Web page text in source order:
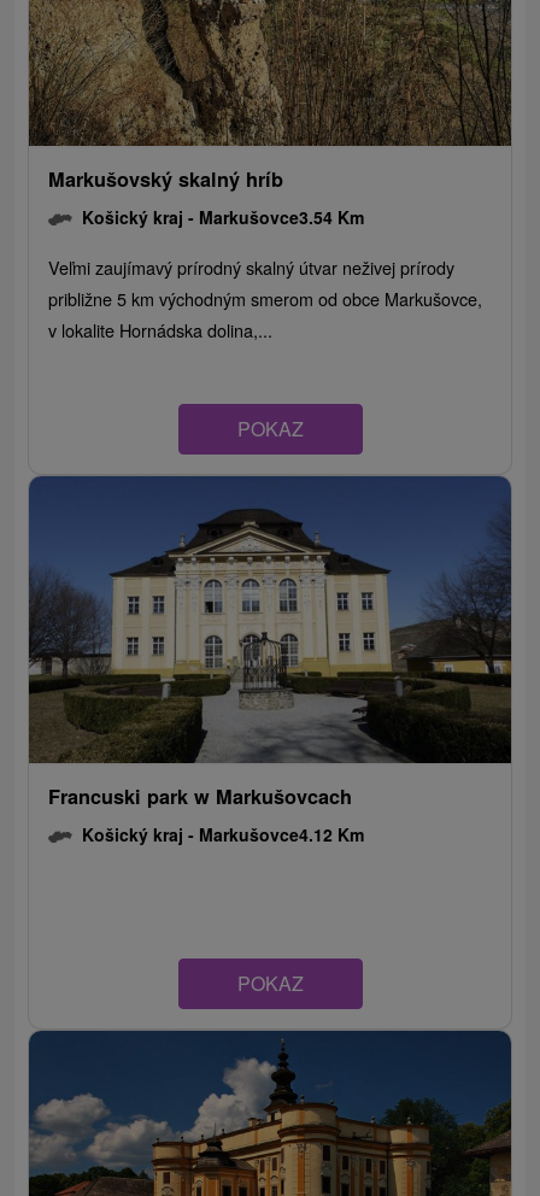
Markušovský skalný hríb
Košický kraj - Markušovce3.54 Km
Veľmi zaujímavý prírodný skalný útvar neživej prírody
približne 5 km východným smerom od obce Markušovce,
v lokalite Hornádska dolina,...
POKAZ
Francuski park w Markušovcach
Košický kraj - Markušovce4.12 Km
POKAZ